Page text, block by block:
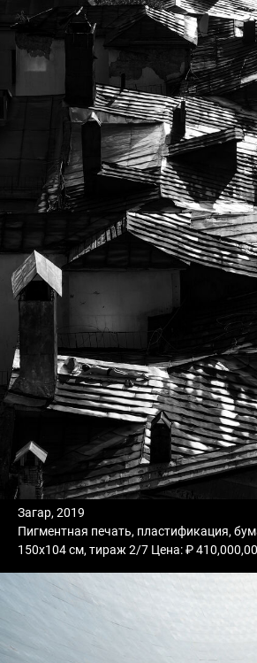
Загар, 2019
Пигментная печать, пластификация,
150х104 см, тираж 2/7 Цена: ₽ 410,000,00